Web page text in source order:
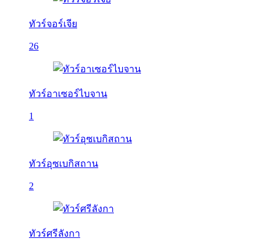
ทัวร์จอร์เจีย
26
ทัวร์อาเซอร์ไบจาน
1
ทัวร์อุซเบกิสถาน
2
ทัวร์ศรีลังกา